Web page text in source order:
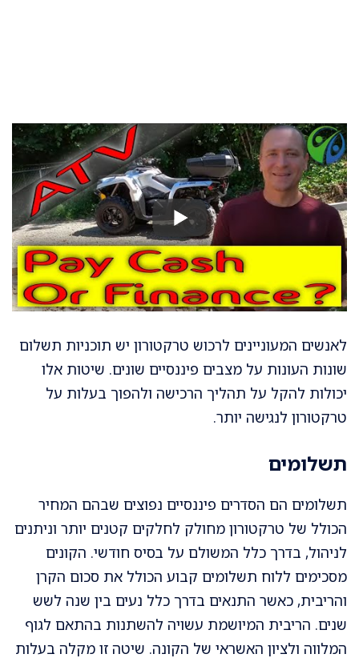
לאנשים המעוניינים לרכוש טרקטורון יש תוכניות תשלום
שונות העונות על מצבים פיננסיים שונים. שיטות אלו
יכולות להקל על תהליך הרכישה ולהפוך בעלות על
טרקטורון לנגישה יותר.
תשלומים
תשלומים הם הסדרים פיננסיים נפוצים שבהם המחיר
הכולל של טרקטורון מחולק לחלקים קטנים יותר וניתנים
לניהול, בדרך כלל המשולם על בסיס חודשי. הקונים
מסכימים ללוח תשלומים קבוע הכולל את סכום הקרן
והריבית, כאשר התנאים בדרך כלל נעים בין שנה לשש
שנים. הריבית המיושמת עשויה להשתנות בהתאם לגוף
המלווה ולציון האשראי של הקונה. שיטה זו מקלה בעלות